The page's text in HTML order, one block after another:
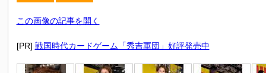
この画像の記事を開く
[PR] 戦国時代カードゲーム「秀吉軍団」好評発売中